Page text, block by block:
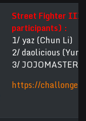
Street Fighter III
participants) :
1/ yaz (Chun Li)
2/ daolicious (Yun)
3/
https://